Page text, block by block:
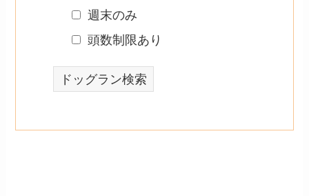
週末のみ
頭数制限あり